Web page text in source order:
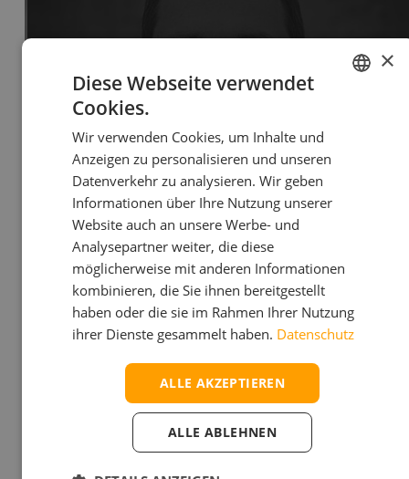
39 348 349 5986
voppichler@neolit.it
MICHAEL HOFMANN
×
Diese Webseite verwendet
Cookies.
Wir verwenden Cookies, um Inhalte und
Anzeigen zu personalisieren und unseren
Datenverkehr zu analysieren. Wir geben
Informationen über Ihre Nutzung unserer
Website auch an unsere Werbe- und
Analysepartner weiter, die diese
möglicherweise mit anderen Informationen
kombinieren, die Sie ihnen bereitgestellt
haben oder die sie im Rahmen Ihrer Nutzung
ihrer Dienste gesammelt haben. Datenschutz
ALLE AKZEPTIEREN
ALLE ABLEHNEN